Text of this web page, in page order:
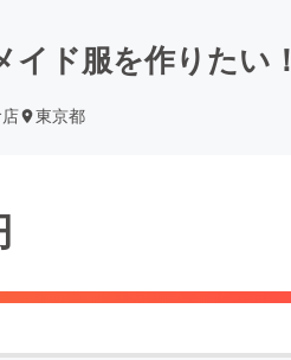
ド服を作りたい！
東京都